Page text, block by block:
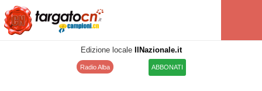
Edizione locale IlNazionale.it
Radio Alba ABBONATI